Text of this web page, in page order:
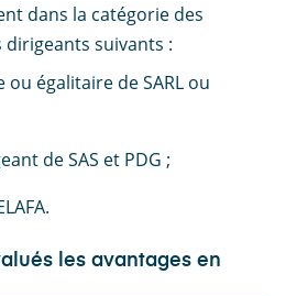
dans la catégorie des
dirigeants suivants :
égalitaire de SARL ou
de SAS et PDG ;
les avantages en